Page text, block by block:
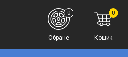
0
Кошик
0
Обране